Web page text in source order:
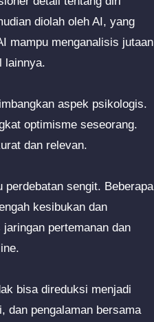
diolah oleh AI, yang
mampu menganalisis jutaan
lainnya.
aspek psikologis.
optimisme seseorang.
dan relevan.
sengit. Beberapa
kesibukan dan
pertemanan dan
bisa direduksi menjadi
dan pengalaman bersama